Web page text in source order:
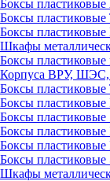
Боксы
Боксы
Боксы
Шкафы
Боксы пластиковые
Корпуса ВРУ,
Боксы пластиковые
Боксы
Боксы пластиковые
Боксы пластиковые
Боксы
Боксы
Шкафы